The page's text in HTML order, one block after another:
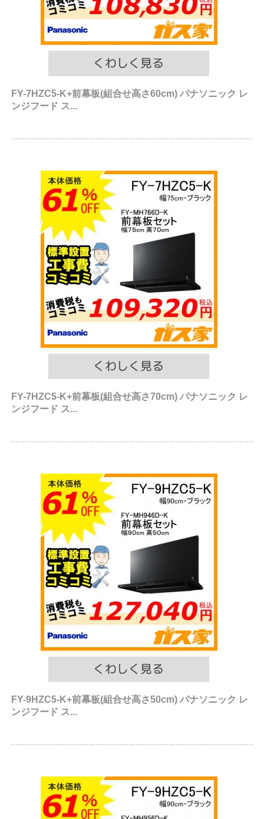
FY-7HZC5-K+前幕板(組合せ高さ60cm) パナソニック レ
ンジフード ス...
FY-7HZC5-K+前幕板(組合せ高さ70cm) パナソニック レ
ンジフード ス...
FY-9HZC5-K+前幕板(組合せ高さ50cm) パナソニック レ
ンジフード ス...